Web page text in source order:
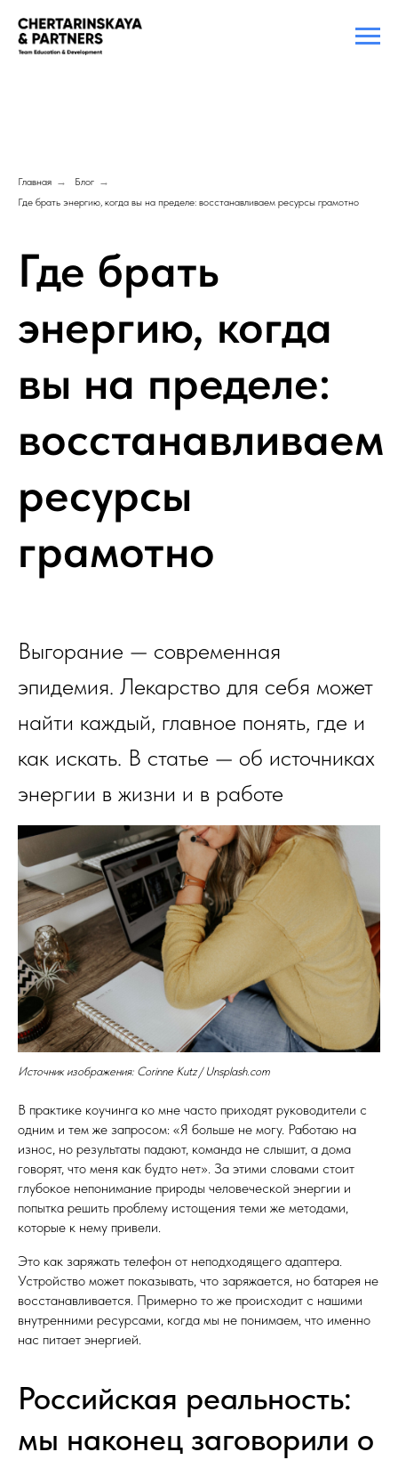
Главная → Блог →
Где брать энергию, когда вы на пределе: восстанавливаем ресурсы грамотно
Где брать
энергию, когда
вы на пределе:
восстанавливаем
ресурсы
грамотно
Выгорание — современная
эпидемия. Лекарство для себя может
найти каждый, главное понять, где и
как искать. В статье — об источниках
энергии в жизни и в работе
Источник изображения: Corinne Kutz / Unsplash.com
В практике коучинга ко мне часто приходят руководители с
одним и тем же запросом: «Я больше не могу. Работаю на
износ, но результаты падают, команда не слышит, а дома
говорят, что меня как будто нет». За этими словами стоит
глубокое непонимание природы человеческой энергии и
попытка решить проблему истощения теми же методами,
которые к нему привели.
Это как заряжать телефон от неподходящего адаптера.
Устройство может показывать, что заряжается, но батарея не
восстанавливается. Примерно то же происходит с нашими
внутренними ресурсами, когда мы не понимаем, что именно
нас питает энергией.
Российская реальность:
мы наконец заговорили о